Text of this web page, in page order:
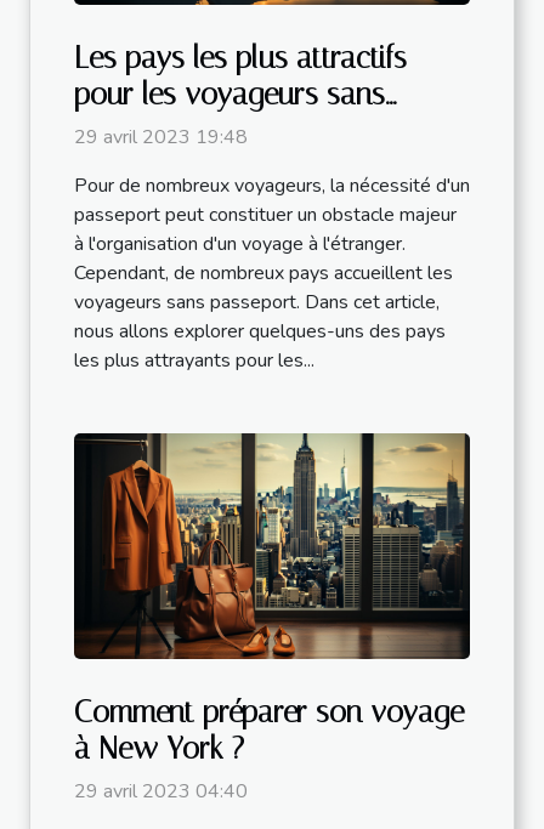
Les pays les plus attractifs
pour les voyageurs sans
passeport.
29 avril 2023 19:48
Pour de nombreux voyageurs, la nécessité d'un
passeport peut constituer un obstacle majeur
à l'organisation d'un voyage à l'étranger.
Cependant, de nombreux pays accueillent les
voyageurs sans passeport. Dans cet article,
nous allons explorer quelques-uns des pays
les plus attrayants pour les...
Comment préparer son voyage
à New York ?
29 avril 2023 04:40